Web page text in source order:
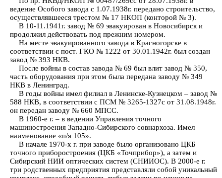
ведение Особого завода с 1.07.1938г. передано строительство,
осуществлявшееся трестом № 17 НКОП (конторой № 3).
В 10-11.1941г. завод № 69 эвакуирован в Новосибирск и
продолжил действовать под прежним номером.
На месте эвакуированного завода в Красногорске в
соответствии с пост. ГКО № 1222 от 30.01.1942г. был создан
завод № 393 НКВ.
После войны в состав завода № 69 был влит завод № 350,
часть оборудования при этом была передана заводу № 349
НКВ в Ленинград.
В годы войны имел филиал в Ленинске-Кузнецком – завод №
588 НКВ, в соответствии с ПСМ № 3265-1327с от 31.08.1948г.
он передан заводу № 660 МПСС.
В 1960-е г. – в ведении Управления точного
машиностроения Западно-Сибирского совнархоза. Имел
наименование «п/я 105».
В начале 1970-х г. при заводе было организовано ЦКБ
точного приборостроения (ЦКБ «Точприбор»), а затем и
Сибирский НИИ оптических систем (СНИИОС). В 2000-е г.
три родственных предприятия представляли собой уникальный